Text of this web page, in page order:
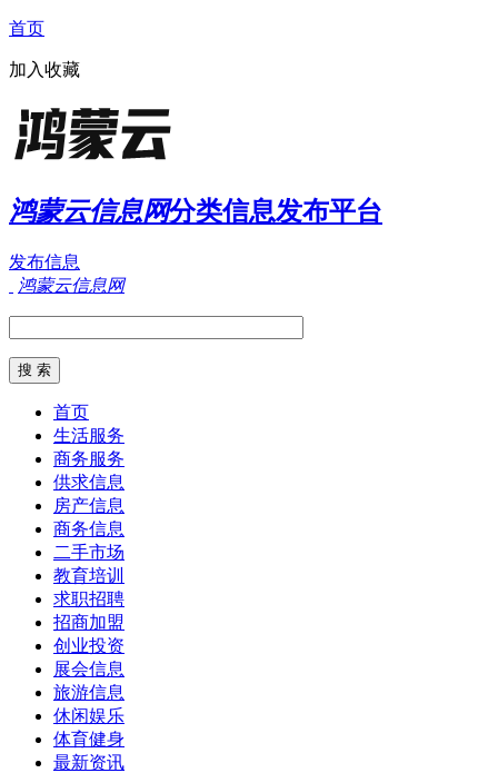
首页
加入收藏
鸿蒙云信息网分类信息发布平台
发布信息
鸿蒙云信息网
首页
生活服务
商务服务
供求信息
房产信息
商务信息
二手市场
教育培训
求职招聘
招商加盟
创业投资
展会信息
旅游信息
休闲娱乐
体育健身
最新资讯